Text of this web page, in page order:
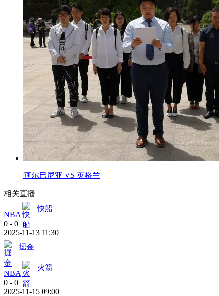
阿尔巴尼亚 VS 英格兰
相关直播
NBA
快船
0 - 0
2025-11-13 11:30
掘金
NBA
火箭
0 - 0
2025-11-15 09:00